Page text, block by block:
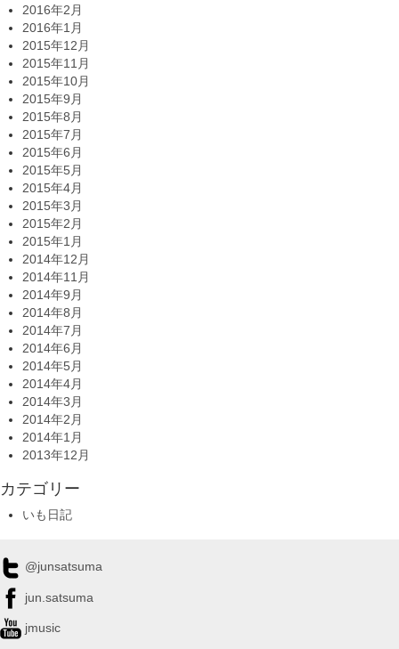
2016年2月
2016年1月
2015年12月
2015年11月
2015年10月
2015年9月
2015年8月
2015年7月
2015年6月
2015年5月
2015年4月
2015年3月
2015年2月
2015年1月
2014年12月
2014年11月
2014年9月
2014年8月
2014年7月
2014年6月
2014年5月
2014年4月
2014年3月
2014年2月
2014年1月
2013年12月
カテゴリー
いも日記
@junsatsuma
jun.satsuma
jmusic